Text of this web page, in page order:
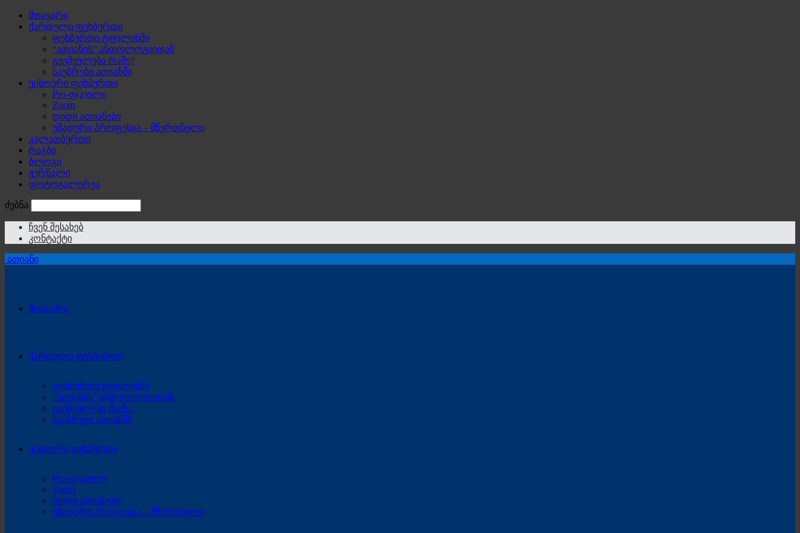
მთავარი
ქართული ფეხბურთი
ფეხბურთი ტფილისში
“ათიანის” ანთოლოგიიდან
გვეშველება რამე?
საუბრები ათიანში
უცხოური ფეხბურთი
Pro-ფ(ა)ილი
Zoom
დიდი ათიანები
უმადური პროფესია – მწვრთნელი
კალათბურთი
რაგბი
ბლოგი
ჟურნალი
ფოტოგალერეა
ძებნა
ჩვენ შესახებ
კონტაქტი
ათიანი
მთავარი
ქართული ფეხბურთი
ფეხბურთი ტფილისში
“ათიანის” ანთოლოგიიდან
გვეშველება რამე?
საუბრები ათიანში
უცხოური ფეხბურთი
Pro-ფ(ა)ილი
Zoom
დიდი ათიანები
უმადური პროფესია – მწვრთნელი